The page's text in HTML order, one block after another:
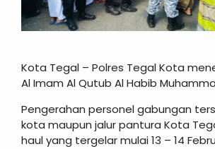
Kota Tegal – Polres Tegal Kota
Al Imam Al Qutub Al Habib
Pengerahan personel gabungan
kota maupun jalur pantura Kota
haul yang tergelar mulai 13 – 14